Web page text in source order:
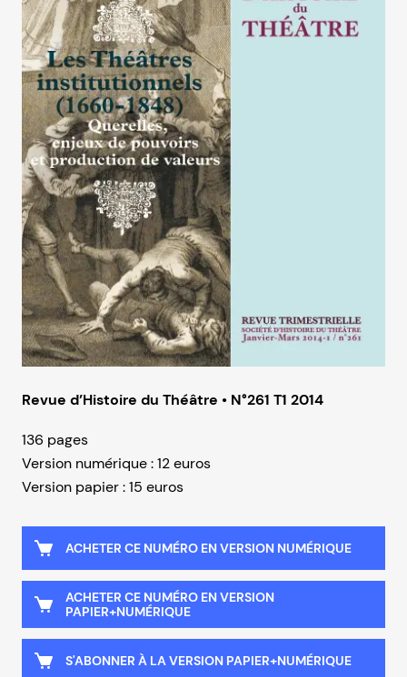
Revue d’Histoire du Théâtre • N°261 T1 2014
136 pages
Version numérique : 12 euros
Version papier : 15 euros
ACHETER CE NUMÉRO EN VERSION NUMÉRIQUE
ACHETER CE NUMÉRO EN VERSION
PAPIER+NUMÉRIQUE
S'ABONNER À LA VERSION PAPIER+NUMÉRIQUE